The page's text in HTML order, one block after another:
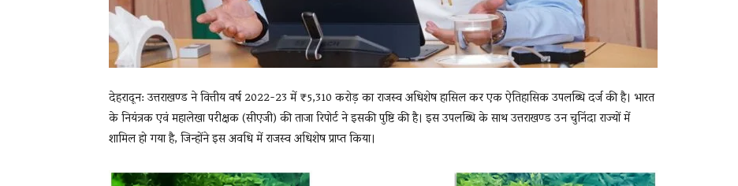
देहरादून: उत्तराखण्ड ने वित्तीय वर्ष 2022-23 में ₹5,310 करोड़ का राजस्व अधिशेष हासिल कर एक ऐतिहासिक उपलब्धि दर्ज की है। भारत
के नियंत्रक एवं महालेखा परीक्षक (सीएजी) की ताजा रिपोर्ट ने इसकी पुष्टि की है। इस उपलब्धि के साथ उत्तराखण्ड उन चुनिंदा राज्यों में
शामिल हो गया है, जिन्होंने इस अवधि में राजस्व अधिशेष प्राप्त किया।